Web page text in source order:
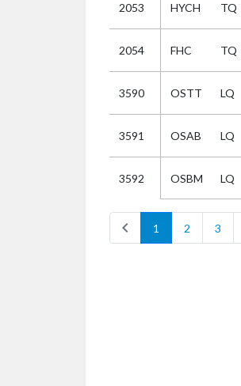
2053 HYCH TQ
2054 FHC TQ
3590 OSTT LQ
3591 OSAB LQ
3592 OSBM LQ
chevron_left 1 2 3